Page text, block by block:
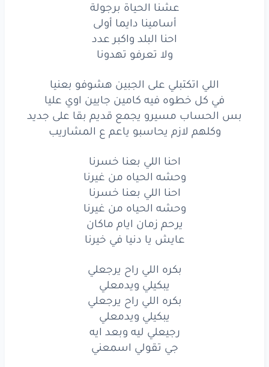
عشنا الحياة برجولة
أسامينا دايما أولى
احنا البلد واكبر عدد
ولا تعرفو تهدونا
اللي اتكتبلي على الجبين هشوفو بعنيا
في كل خطوه فيه كامين جايين اوي عليا
بس الحساب مسيرو يجمع قديم بقا على جديد
وكلهم لازم يحاسبو ياعم ع المشاريب
احنا اللي بعنا خسرنا
وحشه الحياه من غيرنا
احنا اللي بعنا خسرنا
وحشه الحياه من غيرنا
يرحم زمان ايام ماكان
عايش يا دنيا في خيرنا
بكره اللي راح يرجعلي
يبكيلي ويدمعلي
بكره اللي راح يرجعلي
يبكيلي ويدمعلي
رجيعلي ليه وبعد ايه
جي تقولي اسمعني